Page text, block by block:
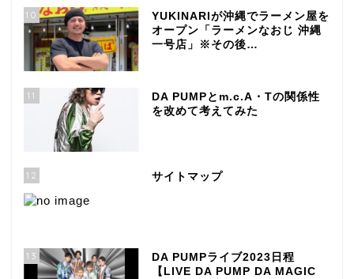
10
YUKINARIが沖縄でラーメン屋を
オープン「ラーメンなおじ 沖縄
一号店」※その後…
11
DA PUMPとm.c.A・Tの関係性
を改めて考えてみた
12 サイトマップ
13
DA PUMPライブ2023日程
【LIVE DA PUMP DA MAGIC